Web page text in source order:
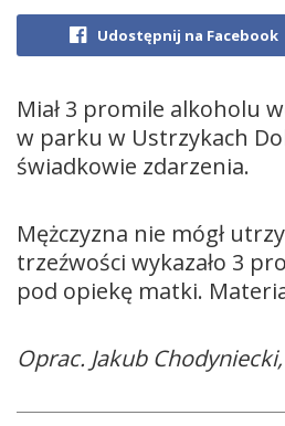
Udostępnij na Facebook
Miał 3 promile alkoholu
w parku w Ustrzykach
świadkowie zdarzenia.
Mężczyzna nie mógł
trzeźwości wykazało 3
pod opiekę matki.
Oprac. Jakub